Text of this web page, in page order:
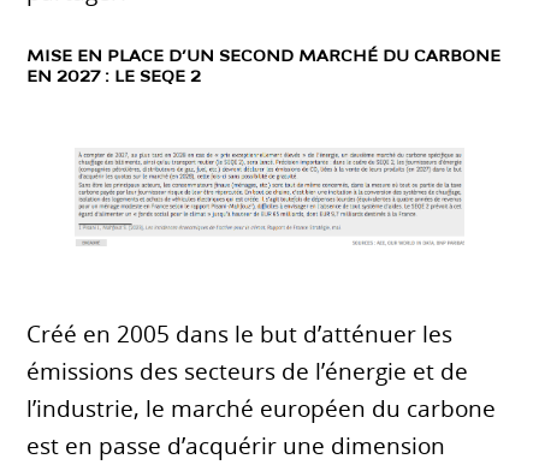
MISE EN PLACE D’UN SECOND MARCHÉ DU CARBONE
EN 2027 : LE SEQE 2
Créé en 2005 dans le but d’atténuer les
émissions des secteurs de l’énergie et de
l’industrie, le marché européen du carbone
est en passe d’acquérir une dimension